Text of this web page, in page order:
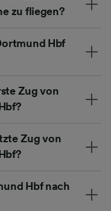
zu fliegen?
Hbf
Zug von
Zug von
Hbf nach